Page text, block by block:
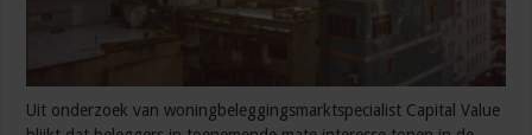
Uit onderzoek van woningbeleggingsmarktspecialist Capital Value